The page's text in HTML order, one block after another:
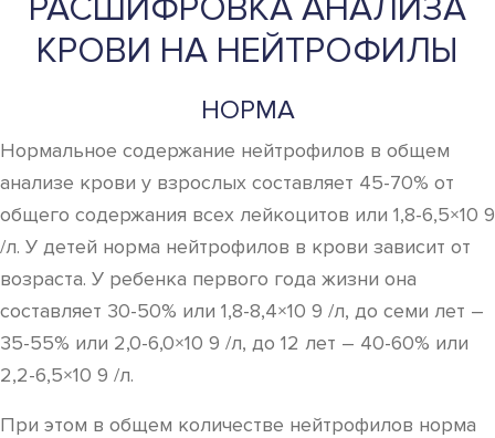
РАСШИФРОВКА АНАЛИЗА
КРОВИ НА НЕЙТРОФИЛЫ
НОРМА
Нормальное содержание нейтрофилов в общем
анализе крови у взрослых составляет 45-70% от
общего содержания всех лейкоцитов или 1,8-6,5×10 9
/л. У детей норма нейтрофилов в крови зависит от
возраста. У ребенка первого года жизни она
составляет 30-50% или 1,8-8,4×10 9 /л, до семи лет –
35-55% или 2,0-6,0×10 9 /л, до 12 лет – 40-60% или
2,2-6,5×10 9 /л.
При этом в общем количестве нейтрофилов норма